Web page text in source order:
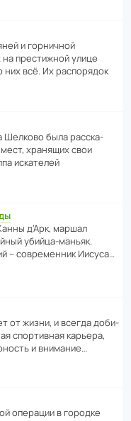
и горни­чной
прес­ти­жной улице
всё. Их распо­рядок
Шелково была расска­
хранящих свои
иска­телей
д’Арк, маршал
убийца-маньяк.
– совре­менник Иисуса…
от жизни, и всегда доби­
спор­ти­вная карьера,
и внимание…
операции в городке